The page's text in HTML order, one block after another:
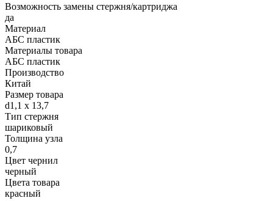
Возможность замены стержня/картриджа
да
Материал
АБС пластик
Материалы товара
АБС пластик
Производство
Китай
Размер товара
d1,1 х 13,7
Тип стержня
шариковый
Толщина узла
0,7
Цвет чернил
черный
Цвета товара
красный